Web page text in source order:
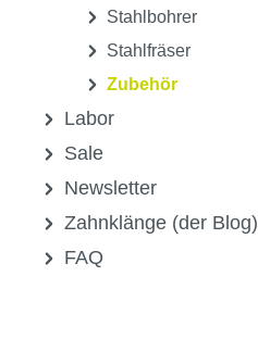
Stahlbohrer
Stahlfräser
Zubehör
Labor
Sale
Newsletter
Zahnklänge (der Blog)
FAQ